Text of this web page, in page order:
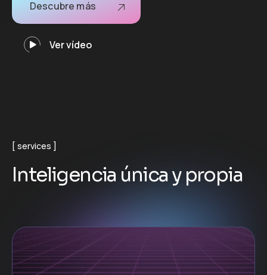
Descubre más
Ver vídeo
services
Inteligencia únicay propia